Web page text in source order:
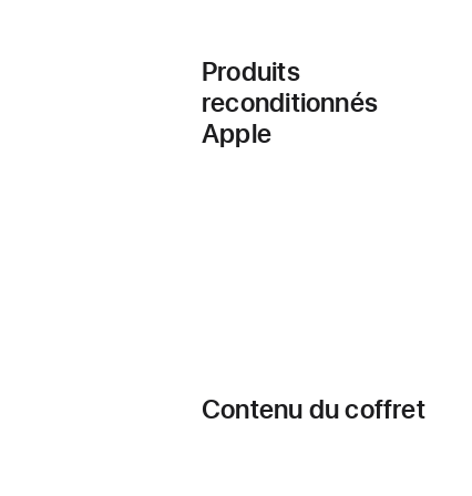
Produits
reconditionnés
Apple
Contenu du coffret